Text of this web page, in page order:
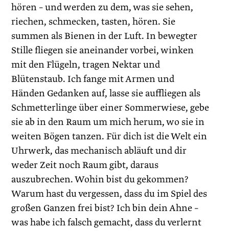
hören – und werden zu dem, was sie sehen,
riechen, schmecken, tasten, hören. Sie
summen als Bienen in der Luft. In bewegter
Stille fliegen sie aneinander vorbei, winken
mit den Flügeln, tragen Nektar und
Blütenstaub. Ich fange mit Armen und
Händen Gedanken auf, lasse sie auffliegen als
Schmetterlinge über einer Sommerwiese, gebe
sie ab in den Raum um mich ­herum, wo sie in
weiten Bögen tanzen. Für dich ist die Welt ein
Uhrwerk, das mechanisch abläuft und dir
weder Zeit noch Raum gibt, daraus
auszubrechen. Wohin bist du gekommen?
Warum hast du vergessen, dass du im Spiel des
großen Ganzen frei bist? Ich bin dein Ahne –
was habe ich falsch gemacht, dass du verlernt